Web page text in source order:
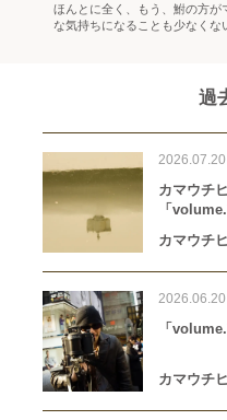
ほんとに全く、もう、鮒の方
な気持ちになることも少なくな
過
2026.07.20
カマウチ
「
カマウチ
2026.06.20
「
カマウチ